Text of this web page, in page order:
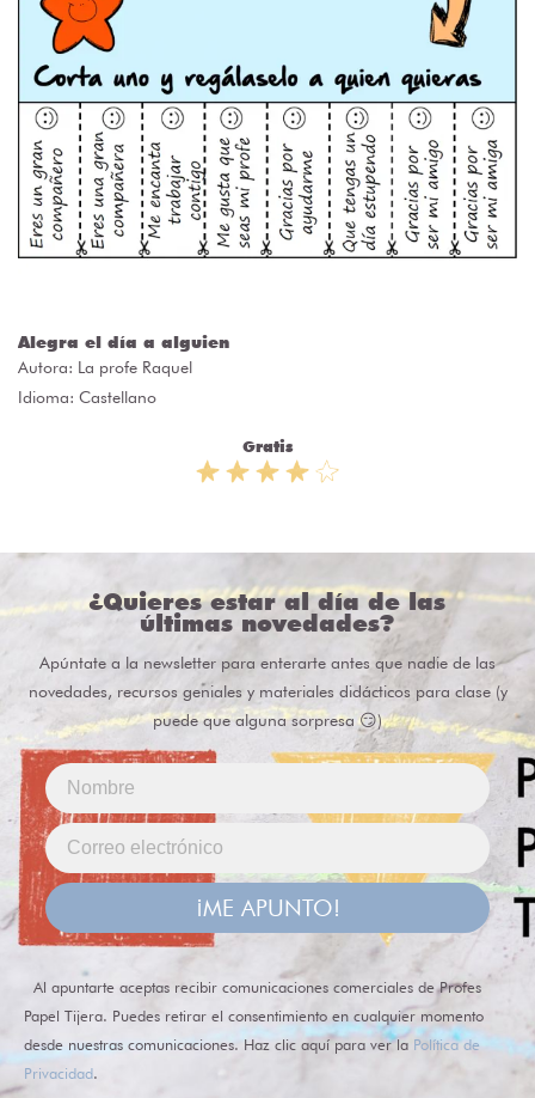
Alegra el día a alguien
Autora: La profe Raquel
Idioma: Castellano
Gratis
¿Quieres estar al día de las
últimas novedades?
Apúntate a la newsletter para enterarte antes que nadie de las
novedades, recursos geniales y materiales didácticos para clase (y
puede que alguna sorpresa 😏)
¡ME APUNTO!
Al apuntarte aceptas recibir comunicaciones comerciales de Profes
Papel Tijera. Puedes retirar el consentimiento en cualquier momento
desde nuestras comunicaciones. Haz clic aquí para ver la Política de
Privacidad.